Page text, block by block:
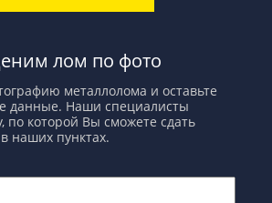
лом по фото
металлолома и оставьте
данные. Наши специалисты
по которой Вы сможете сдать
наших пунктах.